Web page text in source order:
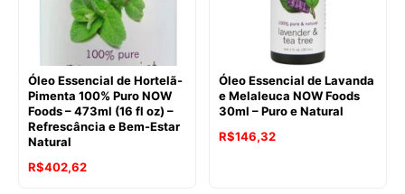
Óleo Essencial de Hortelã-
Pimenta 100% Puro NOW
Foods – 473ml (16 fl oz) –
Refrescância e Bem-Estar
Natural
O
R$402,62O
Óleo Essencial de Lavanda
e Melaleuca NOW Foods
30ml – Puro e Natural
O
R$146,32O